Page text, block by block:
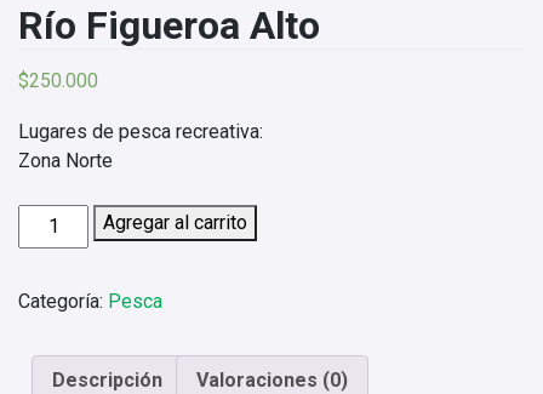
Río Figueroa Alto
$250.000
Lugares de pesca recreativa:
Zona Norte
Figueroa
cantidad
Agregar al carrito
Categoría: Pesca
Descripción Valoraciones (0)